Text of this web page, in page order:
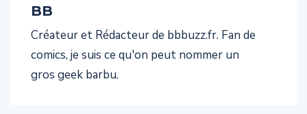
BB
Créateur et Rédacteur de bbbuzz.fr. Fan de
comics, je suis ce qu'on peut nommer un
gros geek barbu.